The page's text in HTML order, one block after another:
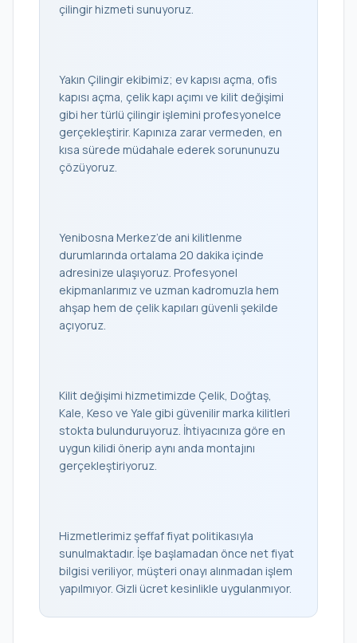
çilingir hizmeti sunuyoruz.
Yakın Çilingir ekibimiz; ev kapısı açma, ofis
kapısı açma, çelik kapı açımı ve kilit değişimi
gibi her türlü çilingir işlemini profesyonelce
gerçekleştirir. Kapınıza zarar vermeden, en
kısa sürede müdahale ederek sorununuzu
çözüyoruz.
Yenibosna Merkez’de ani kilitlenme
durumlarında ortalama 20 dakika içinde
adresinize ulaşıyoruz. Profesyonel
ekipmanlarımız ve uzman kadromuzla hem
ahşap hem de çelik kapıları güvenli şekilde
açıyoruz.
Kilit değişimi hizmetimizde Çelik, Doğtaş,
Kale, Keso ve Yale gibi güvenilir marka kilitleri
stokta bulunduruyoruz. İhtiyacınıza göre en
uygun kilidi önerip aynı anda montajını
gerçekleştiriyoruz.
Hizmetlerimiz şeffaf fiyat politikasıyla
sunulmaktadır. İşe başlamadan önce net fiyat
bilgisi veriliyor, müşteri onayı alınmadan işlem
yapılmıyor. Gizli ücret kesinlikle uygulanmıyor.